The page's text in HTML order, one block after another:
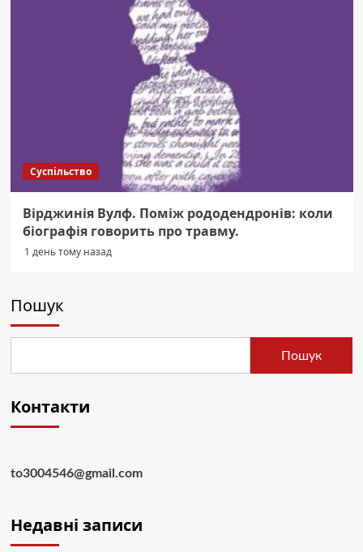
Суспільство
Вірджинія Вулф. Поміж рододендронів: коли
біографія говорить про травму.
1 день тому назад
Пошук
Пошук
Контакти
to3004546@gmail.com
Недавні записи